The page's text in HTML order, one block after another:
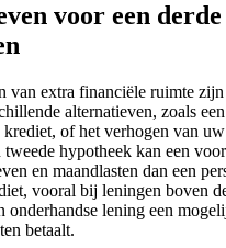
voor een
van extra financiële ruimte zijn
alternatieven, zoals
of het verhogen van uw
tweede hypotheek kan een
en maandlasten dan een
vooral bij leningen boven
onderhandse lening een
betaalt.